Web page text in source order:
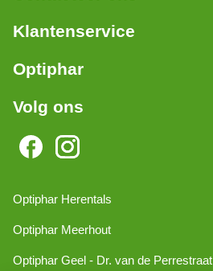
Klantenservice
Optiphar
Volg ons
Optiphar Herentals
Optiphar Meerhout
Optiphar Geel - Dr. van de Perrestraat